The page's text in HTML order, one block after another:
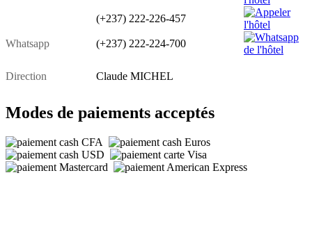
(+237) 222-226-457
Whatsapp (+237) 222-224-700
Direction Claude MICHEL
Modes de paiements acceptés